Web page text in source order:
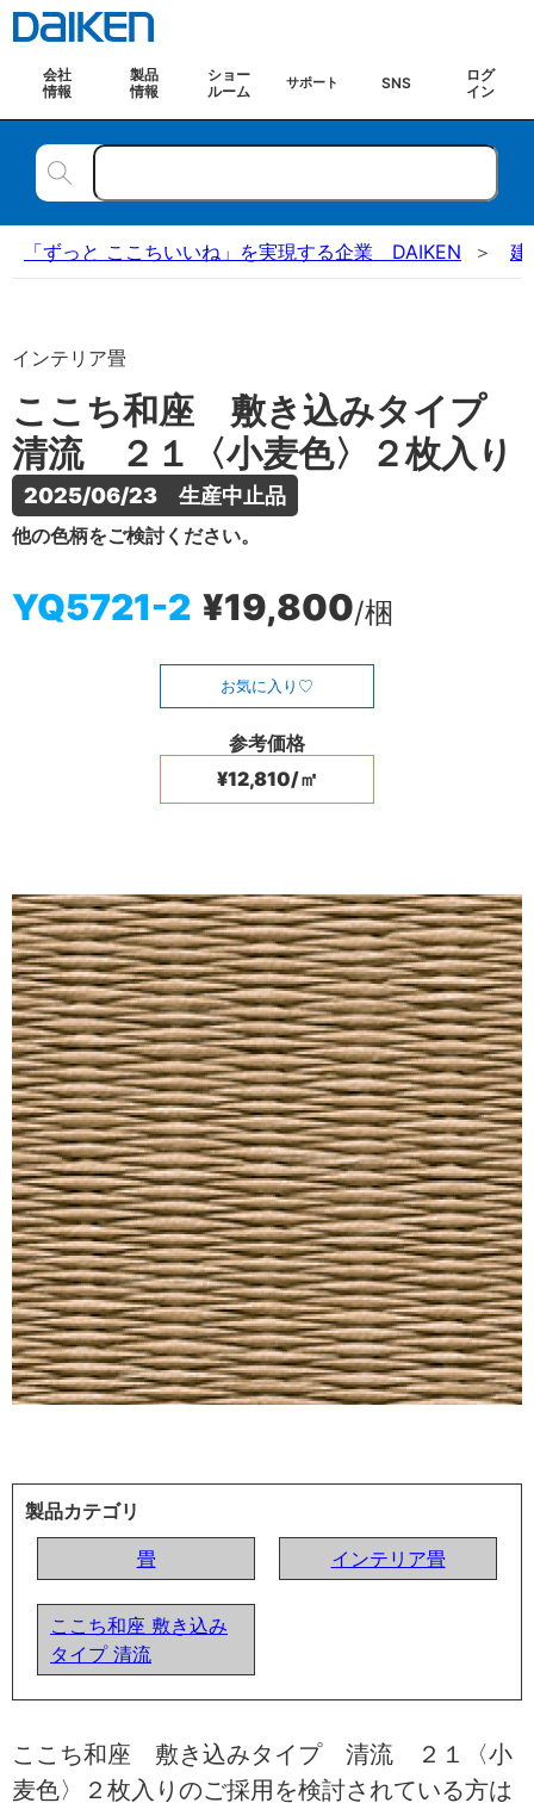
会社
情報
製品
情報
ショー
ルーム
サポート SNS
ログ
イン
「ずっと ここちいいね」を実現する企業 DAIKEN 建
インテリア畳
ここち和座 敷き込みタイプ
清流 ２１〈小麦色〉２枚入り
2025/06/23　生産中止品
他の色柄をご検討ください。
YQ5721-2 ¥19,800/梱
お気に入り
参考価格
¥12,810/㎡
製品カテゴリ
畳
インテリア畳
ここち和座 敷き込み
タイプ 清流
ここち和座 敷き込みタイプ 清流 ２１〈小
麦色〉２枚入りのご採用を検討されている方は